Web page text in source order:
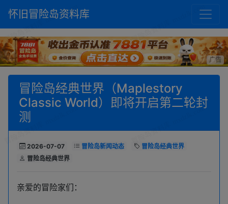
怀旧冒险岛资料库
×
广告
冒险岛经典世界（Maplestory
Classic World）即将开启第二轮封
测
2026-07-07 冒险岛新闻动态
冒险岛经典世界
冒险岛经典世界
亲爱的冒险家们：